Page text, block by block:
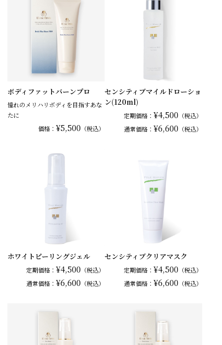
ボディファットバーンプロ
憧れのメリハリボディを目指すあな
たに
価格：¥5,500 （税込）
センシティブマイルドローショ
ン(120ml)
定期価格： ¥4,500 （税込）
通常価格： ¥6,600 （税込）
ホワイトピーリングジェル
定期価格：¥4,500 （税込）
通常価格：¥6,600 （税込）
センシティブクリアマスク
定期価格： ¥4,500 （税込）
通常価格： ¥6,600 （税込）